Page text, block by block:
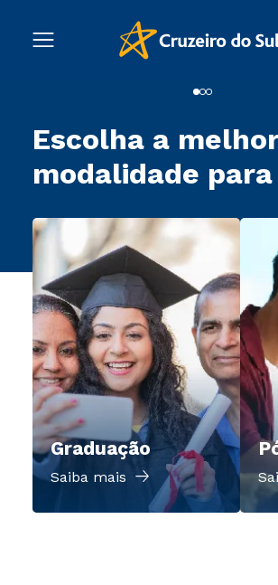
Escolha a
modalidade para
Graduação
Saiba mais